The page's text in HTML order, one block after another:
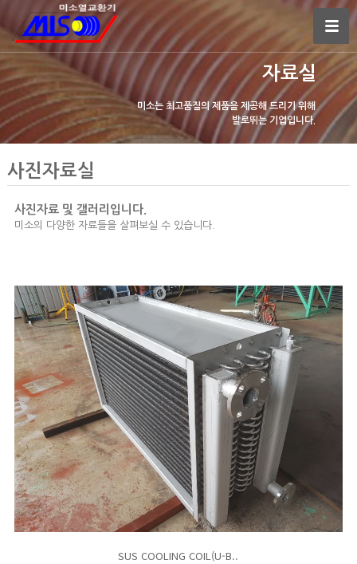
자료실
미소는 최고품질의 제품을 제공해 드리기 위해
발로뛰는 기업입니다.
사진자료실
사진자료 및 갤러리입니다.
미소의 다양한 자료들을 살펴보실 수 있습니다.
SUS COOLING COIL(U-B..